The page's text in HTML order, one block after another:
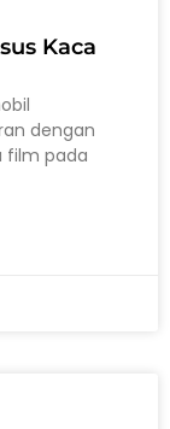
Kaca
dengan
film pada